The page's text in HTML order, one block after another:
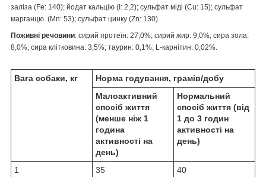
заліза (Fe: 140); йодат кальцію (I: 2,2); сульфат міді (Cu: 15); сульфат
марганцю (Mn: 53); сульфат цинку (Zn: 130).
Поживні речовини: сирий протеїн: 27,0%; сирий жир: 9,0%; сира зола:
8,0%; сира клітковина: 3,5%; таурин: 0,1%; L-карнітин: 0,02%.
Вага собаки, кг
Норма годування, грамів/добу
Малоактивний
спосіб життя
(менше ніж 1
година
активності на
день)
Нормальний
спосіб життя (від
1 до 3 годин
активності на
день)
1 35
40